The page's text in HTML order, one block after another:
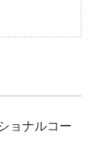
ョナルコー